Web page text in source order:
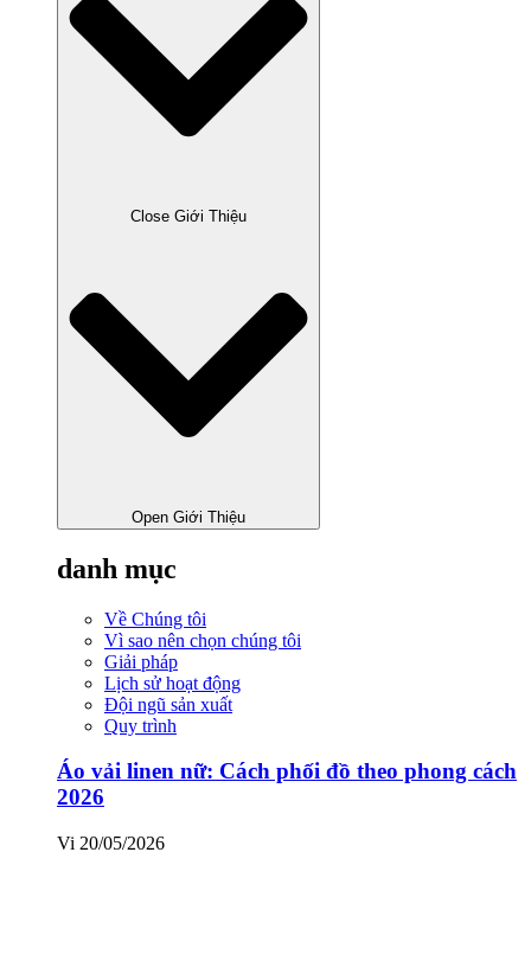
Close Giới Thiệu
Open Giới Thiệu
danh mục
Về Chúng tôi
Vì sao nên chọn chúng tôi
Giải pháp
Lịch sử hoạt động
Đội ngũ sản xuất
Quy trình
Áo vải linen nữ: Cách phối đồ theo phong cách
2026
Vi 20/05/2026